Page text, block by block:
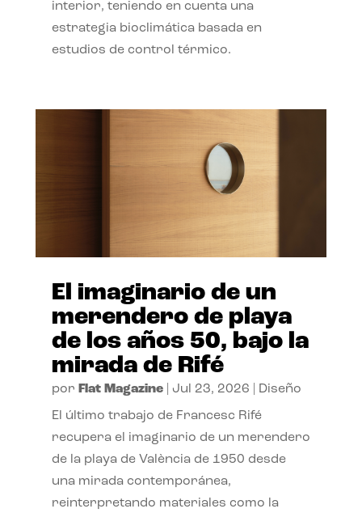
interior, teniendo en cuenta una
estrategia bioclimática basada en
estudios de control térmico.
El imaginario de un
merendero de playa
de los años 50, bajo la
mirada de Rifé
por Flat Magazine| Jul 23, 2026 Diseño
El último trabajo de Francesc Rifé
recupera el imaginario de un merendero
de la playa de València de 1950 desde
una mirada contemporánea,
reinterpretando materiales como la